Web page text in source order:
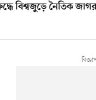
বিশ্বজুড়ে নৈতিক